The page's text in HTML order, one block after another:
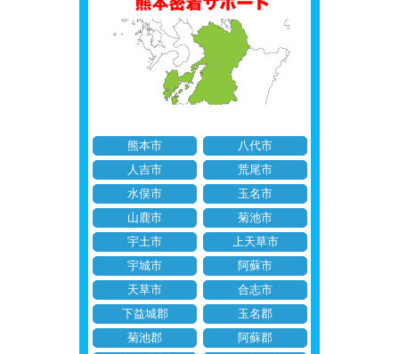
熊本市
八代市
人吉市
荒尾市
水俣市
玉名市
山鹿市
菊池市
宇土市
上天草市
宇城市
阿蘇市
天草市
合志市
下益城郡
玉名郡
菊池郡
阿蘇郡